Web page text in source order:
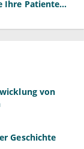
Ihre Patienten
von
Geschichte